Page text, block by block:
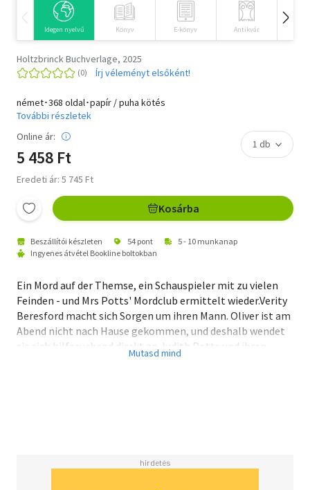
Idegen nyelvű Könyv E-könyv Antikvár
Holtzbrinck Buchverlage, 2025
Írj véleményt elsőként!
német･368 oldal･papír / puha kötés
További részletek
Online ár:
5 458 Ft
Eredeti ár: 5 745 Ft
Kosárba
Beszállítói készleten 54 pont
5 - 10 munkanap
Ingyenes átvétel Bookline boltokban
Ein Mord auf der Themse, ein Schauspieler mit zu vielen
Feinden - und Mrs Potts' Mordclub ermittelt wieder.Verity
Beresford macht sich Sorgen um ihren Mann. Oliver ist am
Abend nicht nach Hause gekommen, und deshalb wendet
sie sich hilfesuchend direkt an Judith Potts und ihren
Mordclub. Oliver, der Gründer einer Theatergruppe in
Aktion zu treten. Oliver war alles andere als liebenswert,